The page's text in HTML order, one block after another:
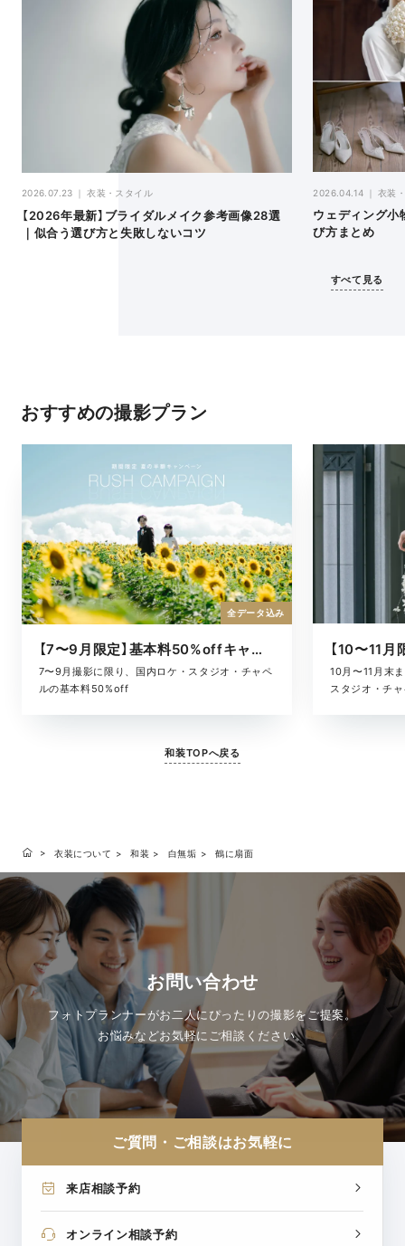
2026.07.23 衣装・スタイル
【2026年最新】ブライダルメイク参考画像28選
｜似合う選び方と失敗しないコツ
2026.04.14 衣装
ウェディング小
び方まとめ
すべて見る
おすすめの撮影プラン
【7〜9月限定】基本料50%offキャンペーン
7〜9月撮影に限り、国内ロケ・スタジオ・チャペ
ルの基本料50%off
全データ込み
10月〜11月末
スタジオ・チ
和装TOPへ戻る
衣装について 和装 白無垢 鶴に扇面
お問い合わせ
フォトプランナーがお二人にぴったりの撮影をご提案。
お悩みなどお気軽にご相談ください。
ご質問・ご相談はお気軽に
来店相談予約
オンライン相談予約